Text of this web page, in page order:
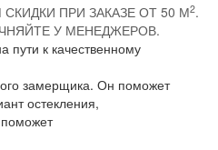
ПРИ ЗАКАЗЕ ОТ 50 М2.
У МЕНЕДЖЕРОВ.
пути к качественному
замерщика. Он поможет
остекления,
поможет